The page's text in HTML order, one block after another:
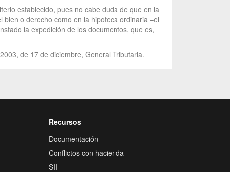
establecido, pues no cabe duda de que en la
o derecho como en la hipoteca ordinaria –el
la expedición de los documentos, que es,
de 17 de diciembre, General Tributaria.
Recursos
Documentación
Conflictos con hacienda
SII